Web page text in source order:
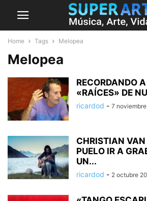
Home Tags Melopea
Melopea
RECORDANDO
«RAÍCES» DE
ricardod - 7
CHRISTIAN
PUELO IR A
UN...
ricardod - 2 octubre